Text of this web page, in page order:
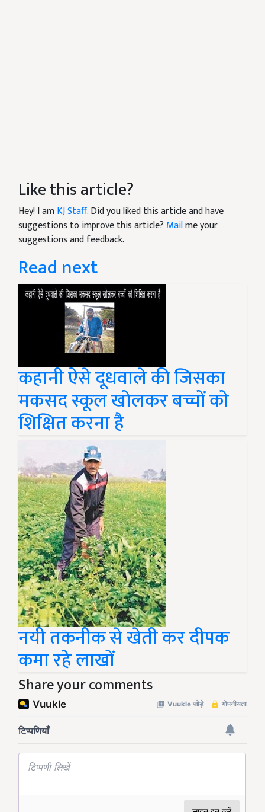
Like this article?
Hey! I amKJ Staff. Did you liked this article and have
suggestions to improve this article? Mailme your
suggestions and feedback.
Read next
कहानी ऐसे दूधवाले की जिसका
मकसद स्कूल खोलकर बच्चों को
शिक्षित करना है
नयी तकनीक से खेती कर दीपक
कमा रहे लाखों
Share your comments